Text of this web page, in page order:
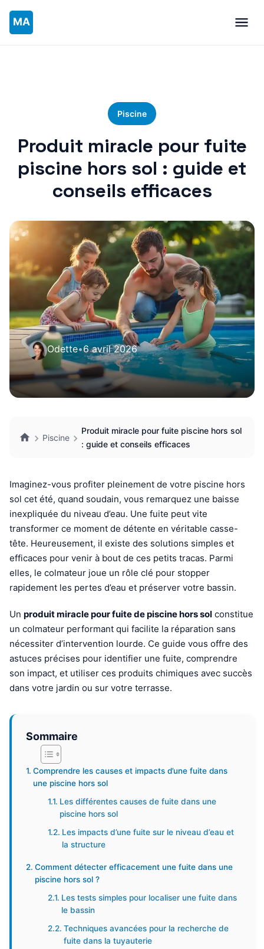
Piscine
Produit miracle pour fuite
piscine hors sol : guide et
conseils efficaces
Odette•6 avril 2026
Piscine
Produit miracle pour fuite piscine hors sol
: guide et conseils efficaces
Imaginez-vous profiter pleinement de votre piscine hors
sol cet été, quand soudain, vous remarquez une baisse
inexpliquée du niveau d’eau. Une fuite peut vite
transformer ce moment de détente en véritable casse-
tête. Heureusement, il existe des solutions simples et
efficaces pour venir à bout de ces petits tracas. Parmi
elles, le colmateur joue un rôle clé pour stopper
rapidement les pertes d’eau et préserver votre bassin.
Un produit miracle pour fuite de piscine hors sol constitue
un colmateur performant qui facilite la réparation sans
nécessiter d’intervention lourde. Ce guide vous offre des
astuces précises pour identifier une fuite, comprendre
son impact, et utiliser ces produits chimiques avec succès
dans votre jardin ou sur votre terrasse.
Sommaire
Comprendre les causes et impacts d’une fuite dans
une piscine hors sol
Les différentes causes de fuite dans une
piscine hors sol
Les impacts d’une fuite sur le niveau d’eau et
la structure
Comment détecter efficacement une fuite dans une
piscine hors sol ?
Les tests simples pour localiser une fuite dans
le bassin
Techniques avancées pour la recherche de
fuite dans la tuyauterie